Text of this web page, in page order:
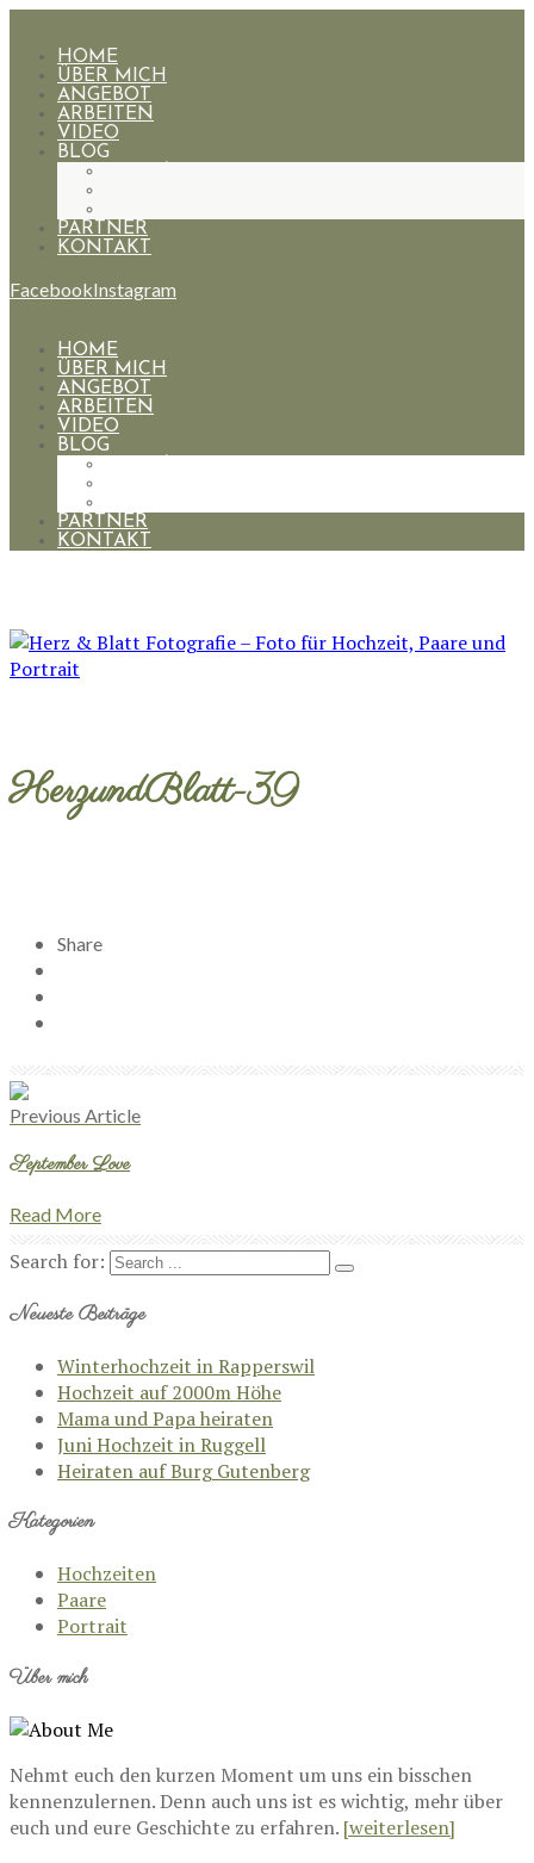
HOME
ÜBER MICH
ANGEBOT
ARBEITEN
VIDEO
BLOG
PARTNER
KONTAKT
FacebookInstagram
HOME
ÜBER MICH
ANGEBOT
ARBEITEN
VIDEO
BLOG
PARTNER
KONTAKT
HerzundBlatt-39
Share
Previous Article
September Love
Read More
Search for:
Neueste Beiträge
Winterhochzeit in Rapperswil
Hochzeit auf 2000m Höhe
Mama und Papa heiraten
Juni Hochzeit in Ruggell
Heiraten auf Burg Gutenberg
Kategorien
Hochzeiten
Paare
Portrait
Über mich
Nehmt euch den kurzen Moment um uns ein bisschen
kennenzulernen. Denn auch uns ist es wichtig, mehr über
euch und eure Geschichte zu erfahren. [weiterlesen]